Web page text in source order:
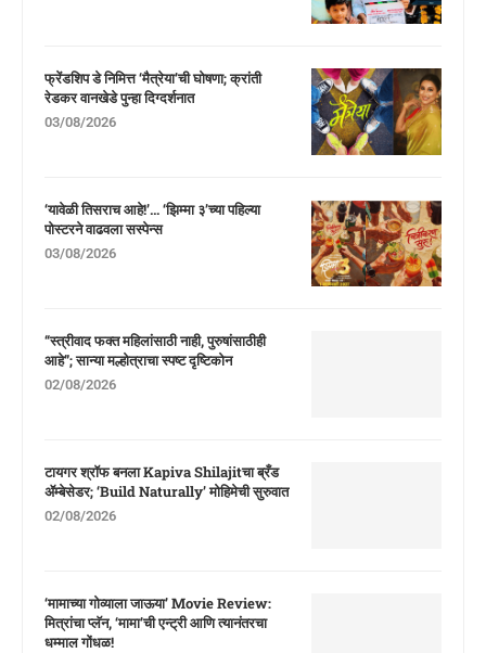
फ्रेंडशिप डे निमित्त ‘मैत्रेया’ची घोषणा; क्रांती
रेडकर वानखेडे पुन्हा दिग्दर्शनात
03/08/2026
‘यावेळी तिसराच आहे!’… ‘झिम्मा ३’च्या पहिल्या
पोस्टरने वाढवला सस्पेन्स
03/08/2026
“स्त्रीवाद फक्त महिलांसाठी नाही, पुरुषांसाठीही
आहे”; सान्या मल्होत्राचा स्पष्ट दृष्टिकोन
02/08/2026
टायगर श्रॉफ बनला Kapiva Shilajitचा ब्रँड
ॲम्बेसेडर; ‘Build Naturally’ मोहिमेची सुरुवात
02/08/2026
‘मामाच्या गोव्याला जाऊया’ Movie Review:
मित्रांचा प्लॅन, ‘मामा’ची एन्ट्री आणि त्यानंतरचा
धम्माल गोंधळ!